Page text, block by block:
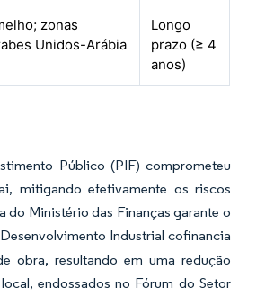
zonas
Unidos-Arábia
Longo
prazo (≥ 4
anos)
Público (PIF) comprometeu
mitigando efetivamente os riscos
Ministério das Finanças garante o
Industrial cofinancia
obra, resultando em uma redução
endossados no Fórum do Setor